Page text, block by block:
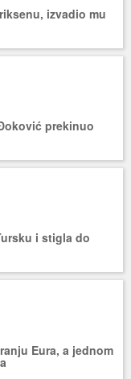
izvadio mu
prekinuo
i stigla do
Eura, a jednom